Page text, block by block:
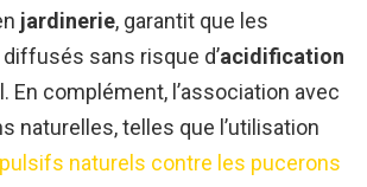
jardinerie, garantit que les
sans risque d’acidification
En complément, l’association avec
naturelles, telles que l’utilisation
naturels contre les pucerons